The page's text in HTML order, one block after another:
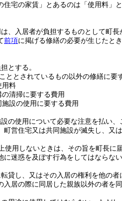
住宅の家賃」とあるのは「使用料」
、入居者が負担するものとして町長
前項に掲げる修繕の必要が生じたとき
とする。
ととされているもの以外の修繕に要
用料
清掃に要する費用
設の使用に要する費用
の使用について必要な注意を払い
町営住宅又は共同施設が滅失し、
使用しないときは、その旨を町長に
迷惑を及ぼす行為をしてはならない
貸し、又はその入居の権利を他の者
入居の際に同居した親族以外の者を